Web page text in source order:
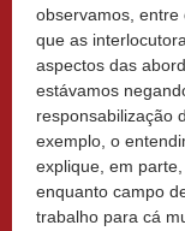
observamos, entre
que as
aspectos das
estávamos
responsabilização
exemplo, o
explique, em
enquanto campo
trabalho para cá